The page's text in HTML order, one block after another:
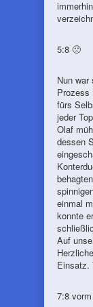
5:8 🙁
Nun
Prozess
fürs
jeder
Olaf
dessen
einmal
konnte
Auf
Einsatz.
7:8